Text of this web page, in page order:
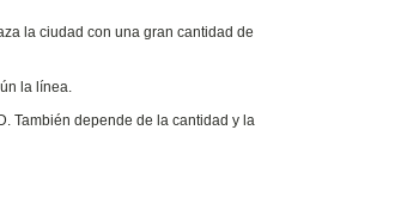
la ciudad con una gran cantidad de
la línea.
También depende de la cantidad y la